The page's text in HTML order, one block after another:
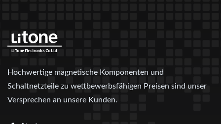
Hochwertige magnetische Komponenten und
Schaltnetzteile zu wettbewerbsfähigen Preisen sind unser
Versprechen an unsere Kunden.